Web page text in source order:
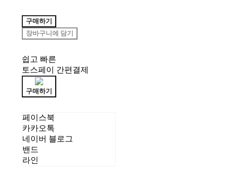
구매하기
장바구니에 담기
쉽고 빠른
토스페이 간편결제
구매하기
페이스북
카카오톡
네이버 블로그
밴드
라인